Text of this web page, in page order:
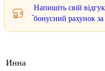
Напишіть свій
бонусний рахунок за
Инна